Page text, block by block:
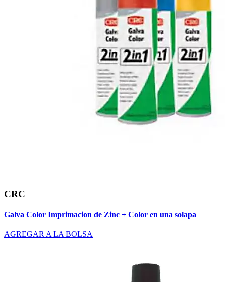
CRC
Galva Color Imprimacion de Zinc + Color en una solapa
AGREGAR A LA BOLSA